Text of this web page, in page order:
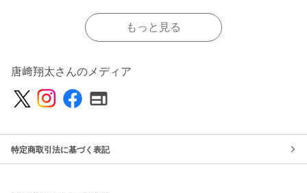
もっと見る
唐﨑翔太さんのメディア
特定商取引法に基づく表記